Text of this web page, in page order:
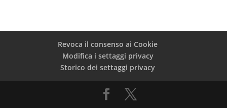
Revoca il consenso ai Cookie
Modifica i settaggi privacy
Storico dei settaggi privacy